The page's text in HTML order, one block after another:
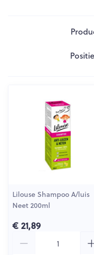
Sorteer
Lilouse Shampoo A/luis
Neet 200ml
€ 21,89